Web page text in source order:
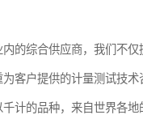
的综合供应商，我们不
客户提供的计量测试技术
计的品种，来自世界各地